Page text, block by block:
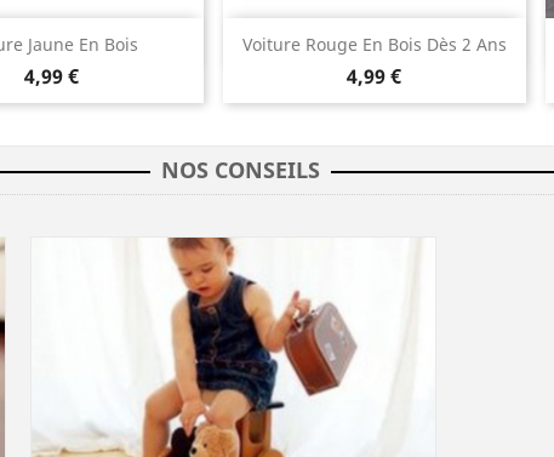
Jaune En Bois
4,99 €
Aperçu rapide Voiture Rouge En Bois Dès 2 Ans
4,99 €
Aperçu rapide
NOS CONSEILS